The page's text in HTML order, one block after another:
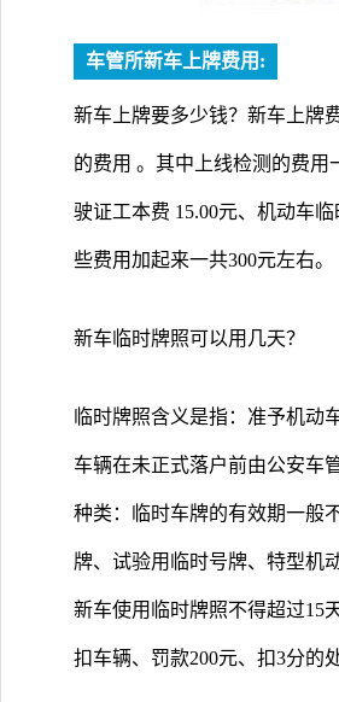
车管所新车上牌费用:
新车上牌要多少钱？新车上牌
的费用 。其中上线检测的费用
驶证工本费 15.00元、机动车
些费用加起来一共300元左右。
新车临时牌照可以用几天？
临时牌照含义是指：准予机动
车辆在未正式落户前由公安车
种类：临时车牌的有效期一般
牌、试验用临时号牌、特型机
新车使用临时牌照不得超过15
扣车辆、罚款200元、扣3分的